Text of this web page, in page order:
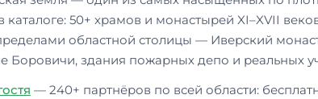
каталоге: 50+ храмов и монастырей XI–XVII
областной столицы — Иверский
Боровичи, здания пожарных депо и реальных
— 240+ партнёров по всей области: